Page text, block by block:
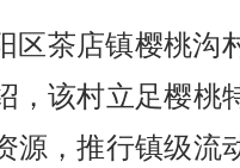
区茶店镇樱桃沟
，该村立足樱桃
源，推行镇级流